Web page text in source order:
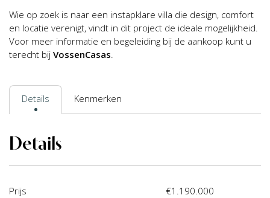
Wie op zoek is naar een instapklare villa die design, comfort
en locatie verenigt, vindt in dit project de ideale mogelijkheid.
Voor meer informatie en begeleiding bij de aankoop kunt u
terecht bij VossenCasas.
Details Kenmerken
Details
Prijs €1.190.000